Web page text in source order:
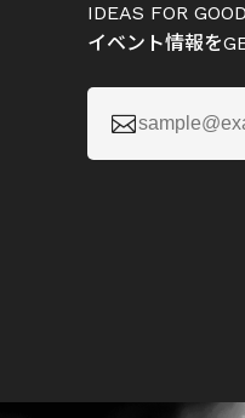
IDEAS FOR
イベント情報を
